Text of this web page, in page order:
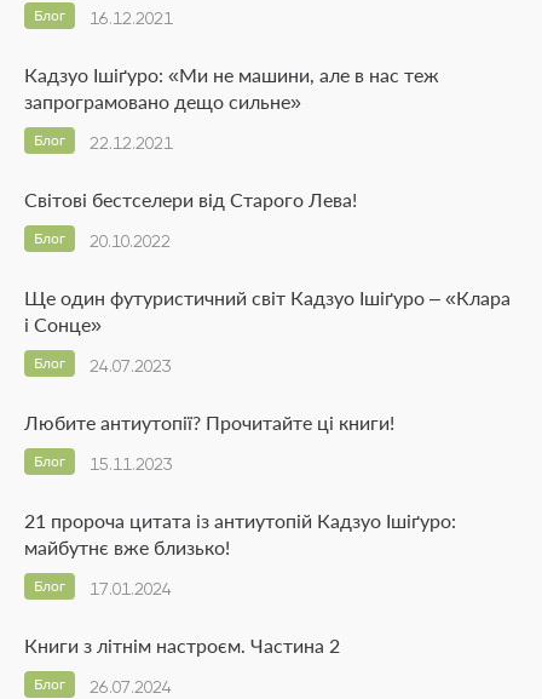
16.12.2021
Блог
Кадзуо Ішіґуро: «Ми не машини, але в нас теж
запрограмовано дещо сильне»
22.12.2021
Блог
Світові бестселери від Старого Лева!
20.10.2022
Блог
Ще один футуристичний світ Кадзуо Ішіґуро – «Клара
і Сонце»
24.07.2023
Блог
Любите антиутопії? Прочитайте ці книги!
15.11.2023
Блог
21 пророча цитата із антиутопій Кадзуо Ішіґуро:
майбутнє вже близько!
17.01.2024
Блог
Книги з літнім настроєм. Частина 2
26.07.2024
Блог